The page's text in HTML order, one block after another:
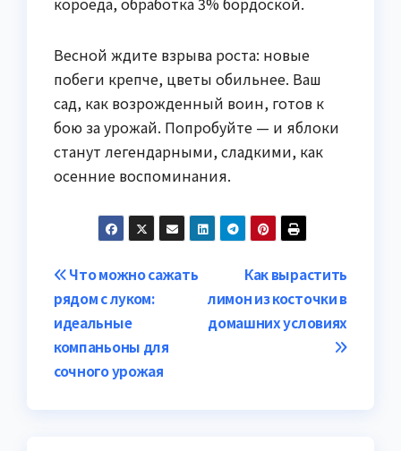
Весной ждите взрыва роста: новые
побеги крепче, цветы обильнее. Ваш
сад, как возрожденный воин, готов к
бою за урожай. Попробуйте — и яблоки
станут легендарными, сладкими, как
осенние воспоминания.
Навигация
по
записям
Как вырастить
лимон из косточки в
домашних условиях
Что можно сажать
рядом с луком:
идеальные
компаньоны для
сочного урожая